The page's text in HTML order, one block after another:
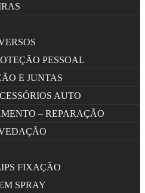
PESSOAL
E JUNTAS
AUTO
– REPARAÇÃO
FIXAÇÃO
SPRAY